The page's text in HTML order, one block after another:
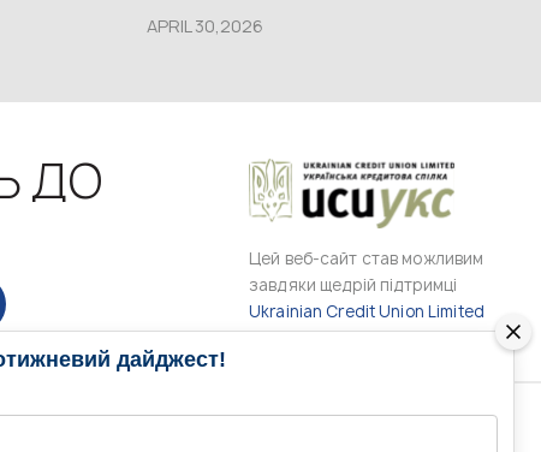
APRIL 30,2026
ДО
Цей веб-сайт став можливим
завдяки щедрій підтримці
Ukrainian Credit Union Limited
дайджест!